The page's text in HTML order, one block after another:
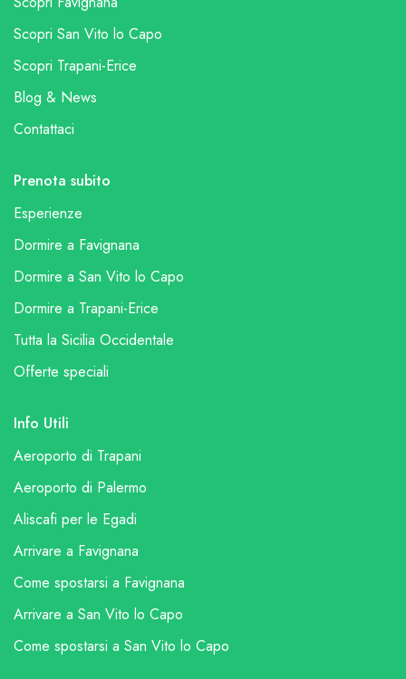
Scopri San Vito lo Capo
Scopri Trapani-Erice
Blog & News
Contattaci
Prenota subito
Esperienze
Dormire a Favignana
Dormire a San Vito lo Capo
Dormire a Trapani-Erice
Tutta la Sicilia Occidentale
Offerte speciali
Info Utili
Aeroporto di Trapani
Aeroporto di Palermo
Aliscafi per le Egadi
Arrivare a Favignana
Come spostarsi a Favignana
Arrivare a San Vito lo Capo
Come spostarsi a San Vito lo Capo